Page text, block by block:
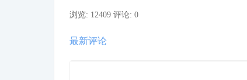
浏览: 12409 评论: 0
最新评论